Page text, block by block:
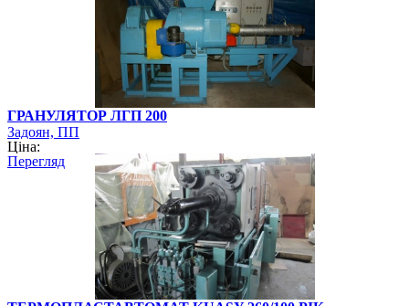
ГРАНУЛЯТОР ЛГП 200
Задоян, ПП
Ціна:
Перегляд